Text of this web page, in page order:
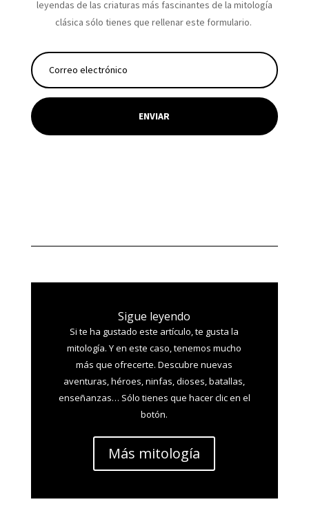
leyendas de las criaturas más fascinantes de la mitología
clásica sólo tienes que rellenar este formulario.
ENVIAR
Sigue leyendo
Si te ha gustado este artículo, te gusta la
mitología. Y en este caso, tenemos mucho
más que ofrecerte. Descubre nuevas
aventuras, héroes, ninfas, dioses, batallas,
enseñanzas… Sólo tienes que hacer clic en el
botón.
Más mitología